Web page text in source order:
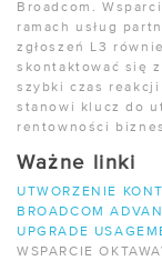
Broadcom.
ramach usług
zgłoszeń L3
skontaktować się z
szybki czas reakcji
stanowi klucz do
rentowności
Ważne linki
UTWORZENIE
BROADCOM
UPGRADE
WSPARCIE